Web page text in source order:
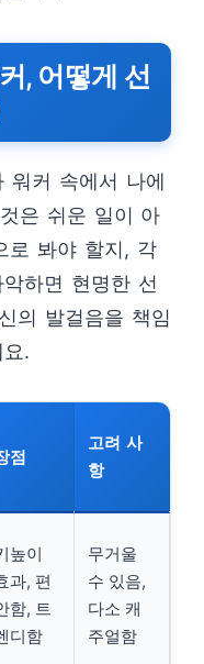
, 어떻게 선
워커 속에서 나에
은 쉬운 일이 아
로 봐야 할지, 각
하면 현명한 선
의 발걸음을 책임
.
점
고려 사
항
높이
과, 편
함, 트
디함
무거울
수 있음,
다소 캐
주얼함